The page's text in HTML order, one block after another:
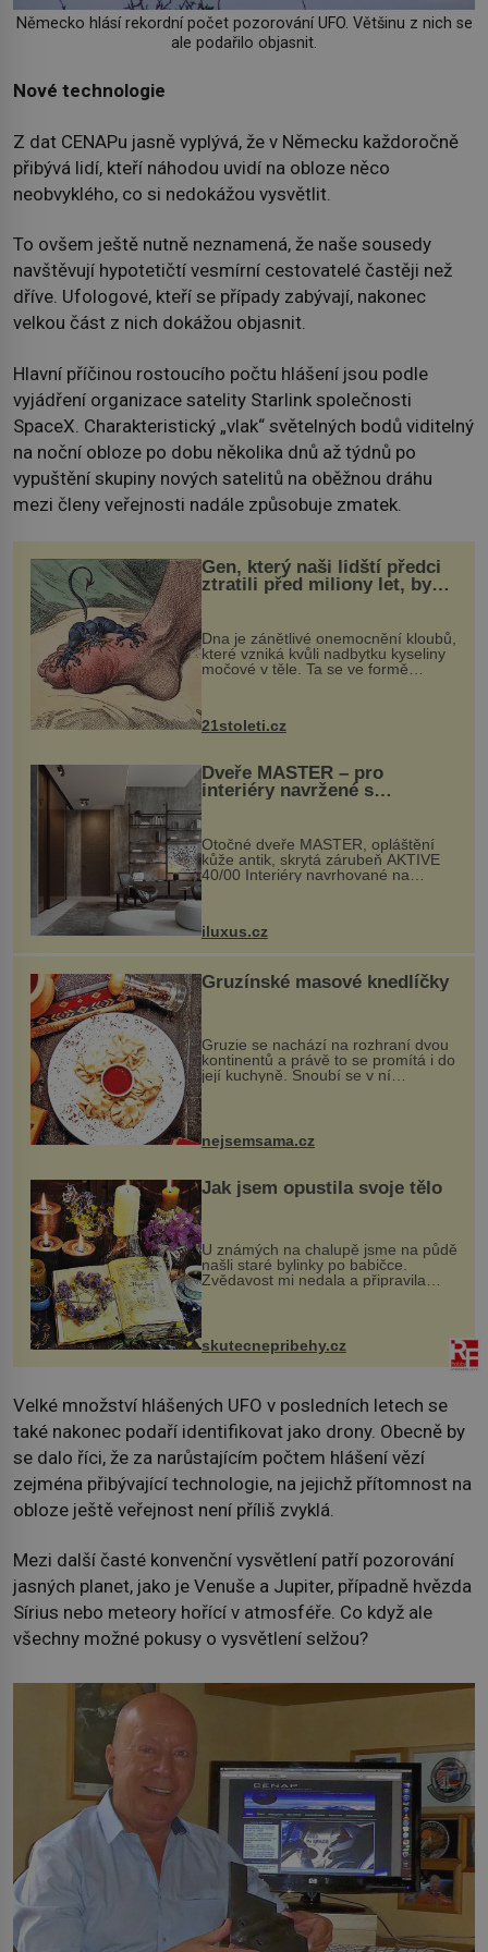
Německo hlásí rekordní počet pozorování UFO. Většinu z nich se
ale podařilo objasnit.
Nové technologie
Z dat CENAPu jasně vyplývá, že v Německu každoročně
přibývá lidí, kteří náhodou uvidí na obloze něco
neobvyklého, co si nedokážou vysvětlit.
To ovšem ještě nutně neznamená, že naše sousedy
navštěvují hypotetičtí vesmírní cestovatelé častěji než
dříve. Ufologové, kteří se případy zabývají, nakonec
velkou část z nich dokážou objasnit.
Hlavní příčinou rostoucího počtu hlášení jsou podle
vyjádření organizace satelity Starlink společnosti
SpaceX. Charakteristický „vlak“ světelných bodů viditelný
na noční obloze po dobu několika dnů až týdnů po
vypuštění skupiny nových satelitů na oběžnou dráhu
mezi členy veřejnosti nadále způsobuje zmatek.
Gen, který naši lidští předci
ztratili před miliony let, by
mohl pomoci s léčbou
„nemoci králů“
Dna je zánětlivé onemocnění kloubů,
které vzniká kvůli nadbytku kyseliny
močové v těle. Ta se ve formě
nohou, a způsobuje bole...
21stoleti.cz
Dveře MASTER – pro
interiéry navržené s
rozumem i vášní!
Otočné dveře MASTER, opláštění
kůže antik, skrytá zárubeň AKTIVE
40/00 Interiéry navrhované na
zakázku často vyžadují atypické
rozměry nejen nábytku, ale i
dnes umož...
iluxus.cz
Gruzínské masové knedlíčky
Gruzie se nachází na rozhraní dvou
kontinentů a právě to se promítá i do
její kuchyně. Snoubí se v ní
evropské a asijské chutě a díky tomu
pokrmy, které rozhodně st...
nejsemsama.cz
Jak jsem opustila svoje tělo
U známých na chalupě jsme na půdě
našli staré bylinky po babičce.
Zvědavost mi nedala a připravila
jsem si z nich lektvar… Zimní pobyt
na chalupě se pro mě vlastní vinou
změnil v děsivý zážitek, na kt...
skutecnepribehy.cz
Velké množství hlášených UFO v posledních letech se
také nakonec podaří identifikovat jako drony. Obecně by
se dalo říci, že za narůstajícím počtem hlášení vězí
zejména přibývající technologie, na jejichž přítomnost na
obloze ještě veřejnost není příliš zvyklá.
Mezi další časté konvenční vysvětlení patří pozorování
jasných planet, jako je Venuše a Jupiter, případně hvězda
Sírius nebo meteory hořící v atmosféře. Co když ale
všechny možné pokusy o vysvětlení selžou?